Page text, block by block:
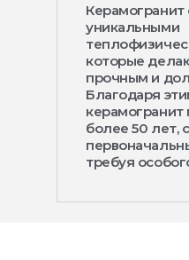
Керамогранит
уникальными
которые
прочным и
Благодаря
более 50 лет,
требуя